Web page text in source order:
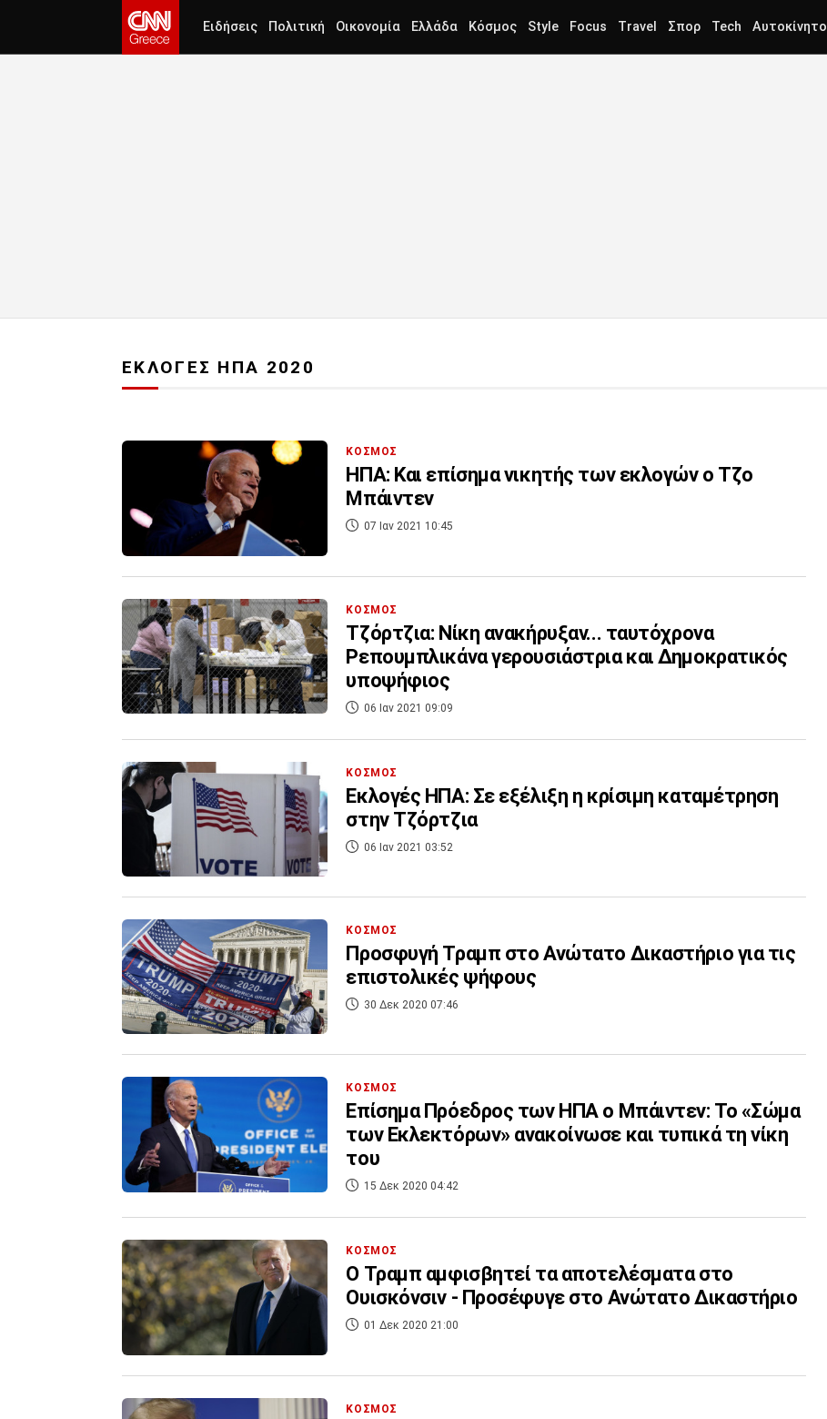
Ειδήσεις Πολιτική Οικονομία Ελλάδα Κόσμος Style Focus Travel Σπορ Tech Αυτοκίνητο
ΕΚΛΟΓΕΣ ΗΠΑ 2020
ΚΟΣΜΟΣ
ΗΠΑ: Και επίσημα νικητής των εκλογών ο Τζο
Μπάιντεν
07 Ιαν 2021 10:45
ΚΟΣΜΟΣ
Τζόρτζια: Νίκη ανακήρυξαν... ταυτόχρονα
Ρεπουμπλικάνα γερουσιάστρια και Δημοκρατικός
υποψήφιος
06 Ιαν 2021 09:09
ΚΟΣΜΟΣ
Εκλογές ΗΠΑ: Σε εξέλιξη η κρίσιμη καταμέτρηση
στην Τζόρτζια
06 Ιαν 2021 03:52
ΚΟΣΜΟΣ
Προσφυγή Τραμπ στο Ανώτατο Δικαστήριο για τις
επιστολικές ψήφους
30 Δεκ 2020 07:46
ΚΟΣΜΟΣ
Επίσημα Πρόεδρος των ΗΠΑ ο Μπάιντεν: Το «Σώμα
των Εκλεκτόρων» ανακοίνωσε και τυπικά τη νίκη
του
15 Δεκ 2020 04:42
ΚΟΣΜΟΣ
Ο Τραμπ αμφισβητεί τα αποτελέσματα στο
Ουισκόνσιν - Προσέφυγε στο Ανώτατο Δικαστήριο
01 Δεκ 2020 21:00
ΚΟΣΜΟΣ